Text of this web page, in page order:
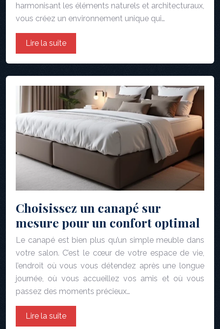
harmonisant les éléments naturels et architecturaux,
vous créez un environnement unique qui…
Lire la suite
Choisissez un canapé sur
mesure pour un confort optimal
Le canapé est bien plus qu’un simple meuble dans
votre salon. C’est le cœur de votre espace de vie,
l’endroit où vous vous détendez après une longue
journée, où vous accueillez vos amis et où vous
passez des moments précieux…
Lire la suite